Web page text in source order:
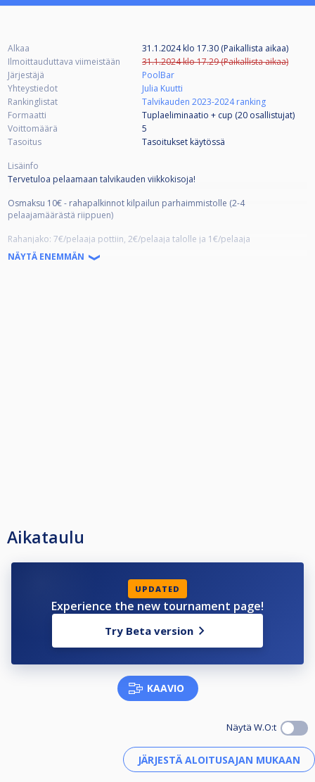
Alkaa
31.1.2024 klo 17.30 (Paikallista aikaa)
Ilmoittauduttava viimeistään
31.1.2024 klo 17.29 (Paikallista aikaa)
Järjestäjä
PoolBar
Yhteystiedot
Julia Kuutti
Rankinglistat
Talvikauden 2023-2024 ranking
Formaatti
Tuplaeliminaatio + cup (20 osallistujat)
Voittomäärä
5
Tasoitus
Tasoitukset käytössä
Lisäinfo
Tervetuloa pelaamaan talvikauden viikkokisoja!
Osmaksu 10€ - rahapalkinnot kilpailun parhaimmistolle (2-4
pelaajamäärästä riippuen)
Rahanjako: 7€/pelaaja pottiin, 2€/pelaaja talolle ja 1€/pelaaja
viikkokilpailufinaalin lähtöpottiin
NÄYTÄ ENEMMÄN
Aikataulu
UPDATED
Experience the new tournament page!
Try Beta version
KAAVIO
Näytä W.O:t